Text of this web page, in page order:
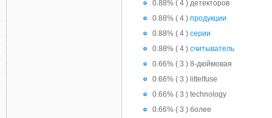
0.88% ( 4 ) детекторов
0.88% ( 4 ) продукции
0.88% ( 4 ) серии
0.88% ( 4 ) считыватель
0.66% ( 3 ) 8-дюймовая
0.66% ( 3 ) littelfuse
0.66% ( 3 ) technology
0.66% ( 3 ) более